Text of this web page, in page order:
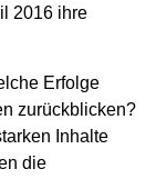
2016 ihre
Erfolge
zurückblicken?
Inhalte
die